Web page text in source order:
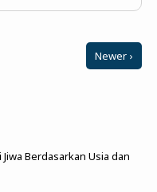
Newer ›
Berdasarkan Usia dan